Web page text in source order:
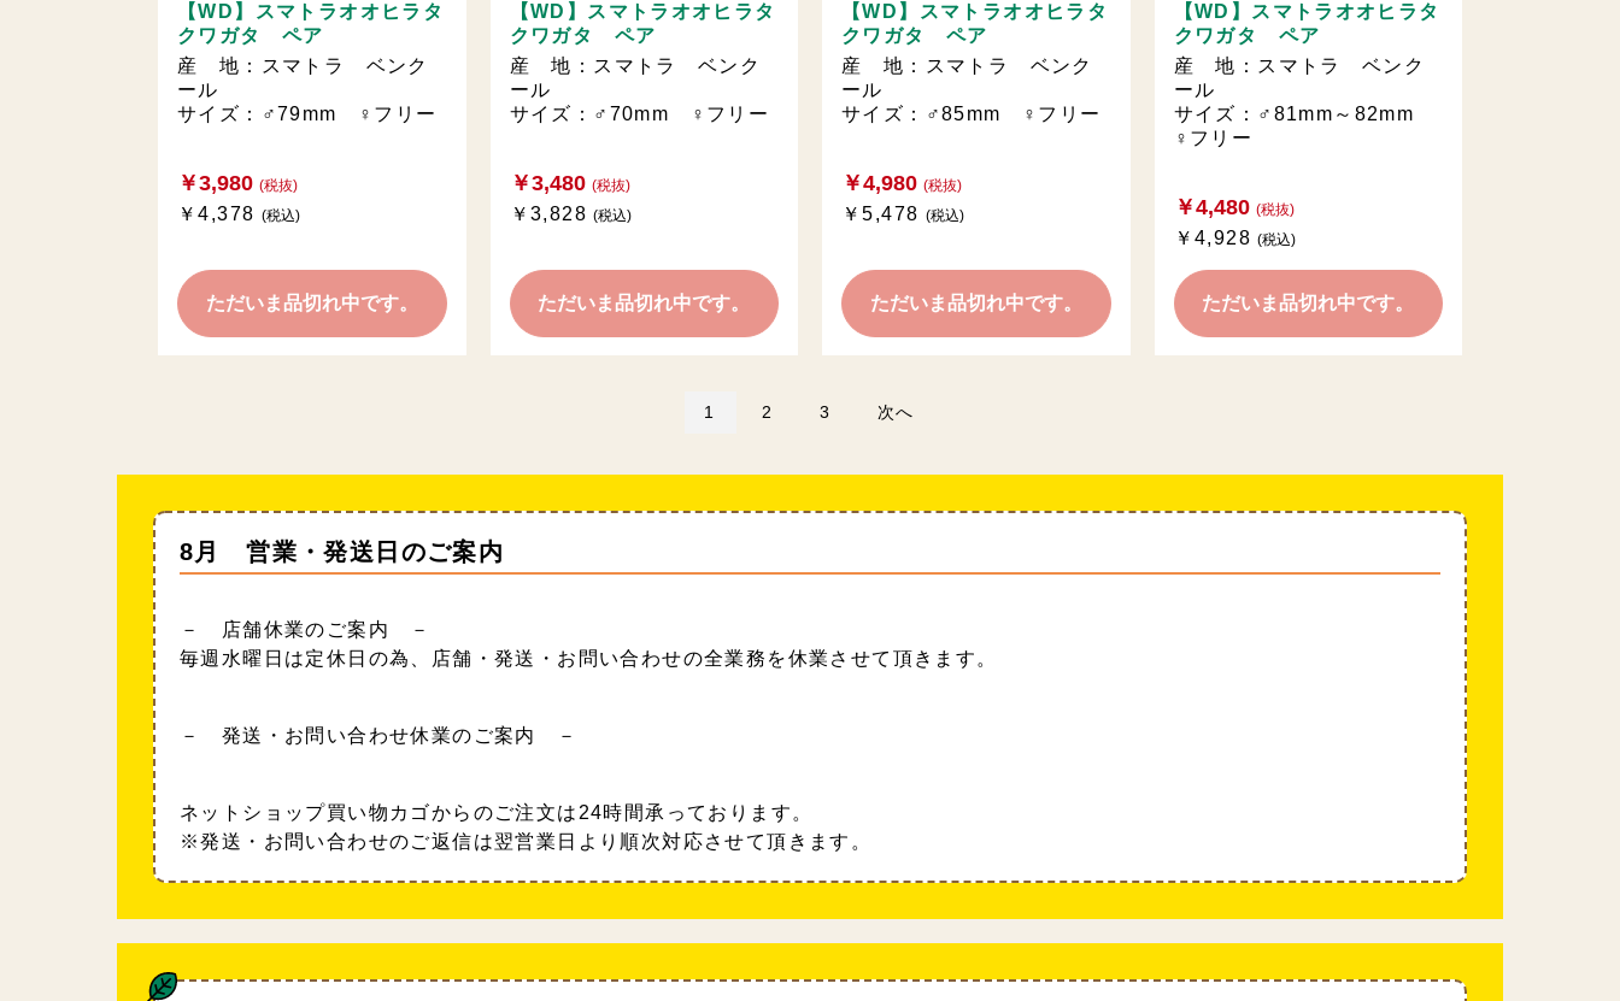
【WD】スマトラオオヒラタ
クワガタ ペア
産 地：スマトラ ベンク
ール
サイズ：♂79mm ♀フリー
￥3,980 (税抜)
￥4,378 (税込)
ただいま品切れ中です。
【WD】スマトラオオヒラタ
クワガタ ペア
産 地：スマトラ ベンク
ール
サイズ：♂70mm ♀フリー
￥3,480 (税抜)
￥3,828(税込)
ただいま品切れ中です。
【WD】スマトラオオヒラタ
クワガタ ペア
産 地：スマトラ ベンク
ール
サイズ：♂85mm ♀フリー
￥4,980 (税抜)
￥5,478 (税込)
ただいま品切れ中です。
【WD】スマトラオオヒラタ
クワガタ ペア
産 地：スマトラ ベンク
ール
サイズ：♂81mm～82mm
♀フリー
￥4,480 (税抜)
￥4,928(税込)
ただいま品切れ中です。
1 2 3 次へ
8月 営業・発送日のご案内
－ 店舗休業のご案内 －
毎週水曜日は定休日の為、店舗・発送・お問い合わせの全業務を休業させて頂きます。
－ 発送・お問い合わせ休業のご案内 －
ネットショップ買い物カゴからのご注文は24時間承っております。
※発送・お問い合わせのご返信は翌営業日より順次対応させて頂きます。